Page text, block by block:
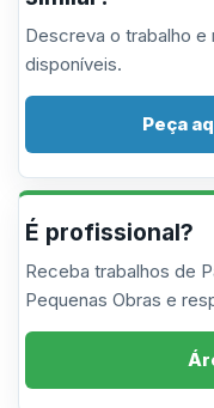
Descreva o trabalho
disponíveis.
Peça
É profissional?
Receba trabalhos de
Pequenas Obras e